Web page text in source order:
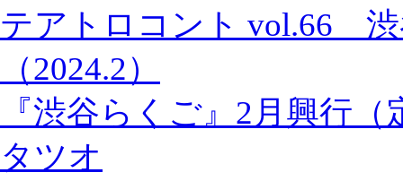
テアトロコント vol.66
（2024.2）
『渋谷らくご』2月興行
タツオ